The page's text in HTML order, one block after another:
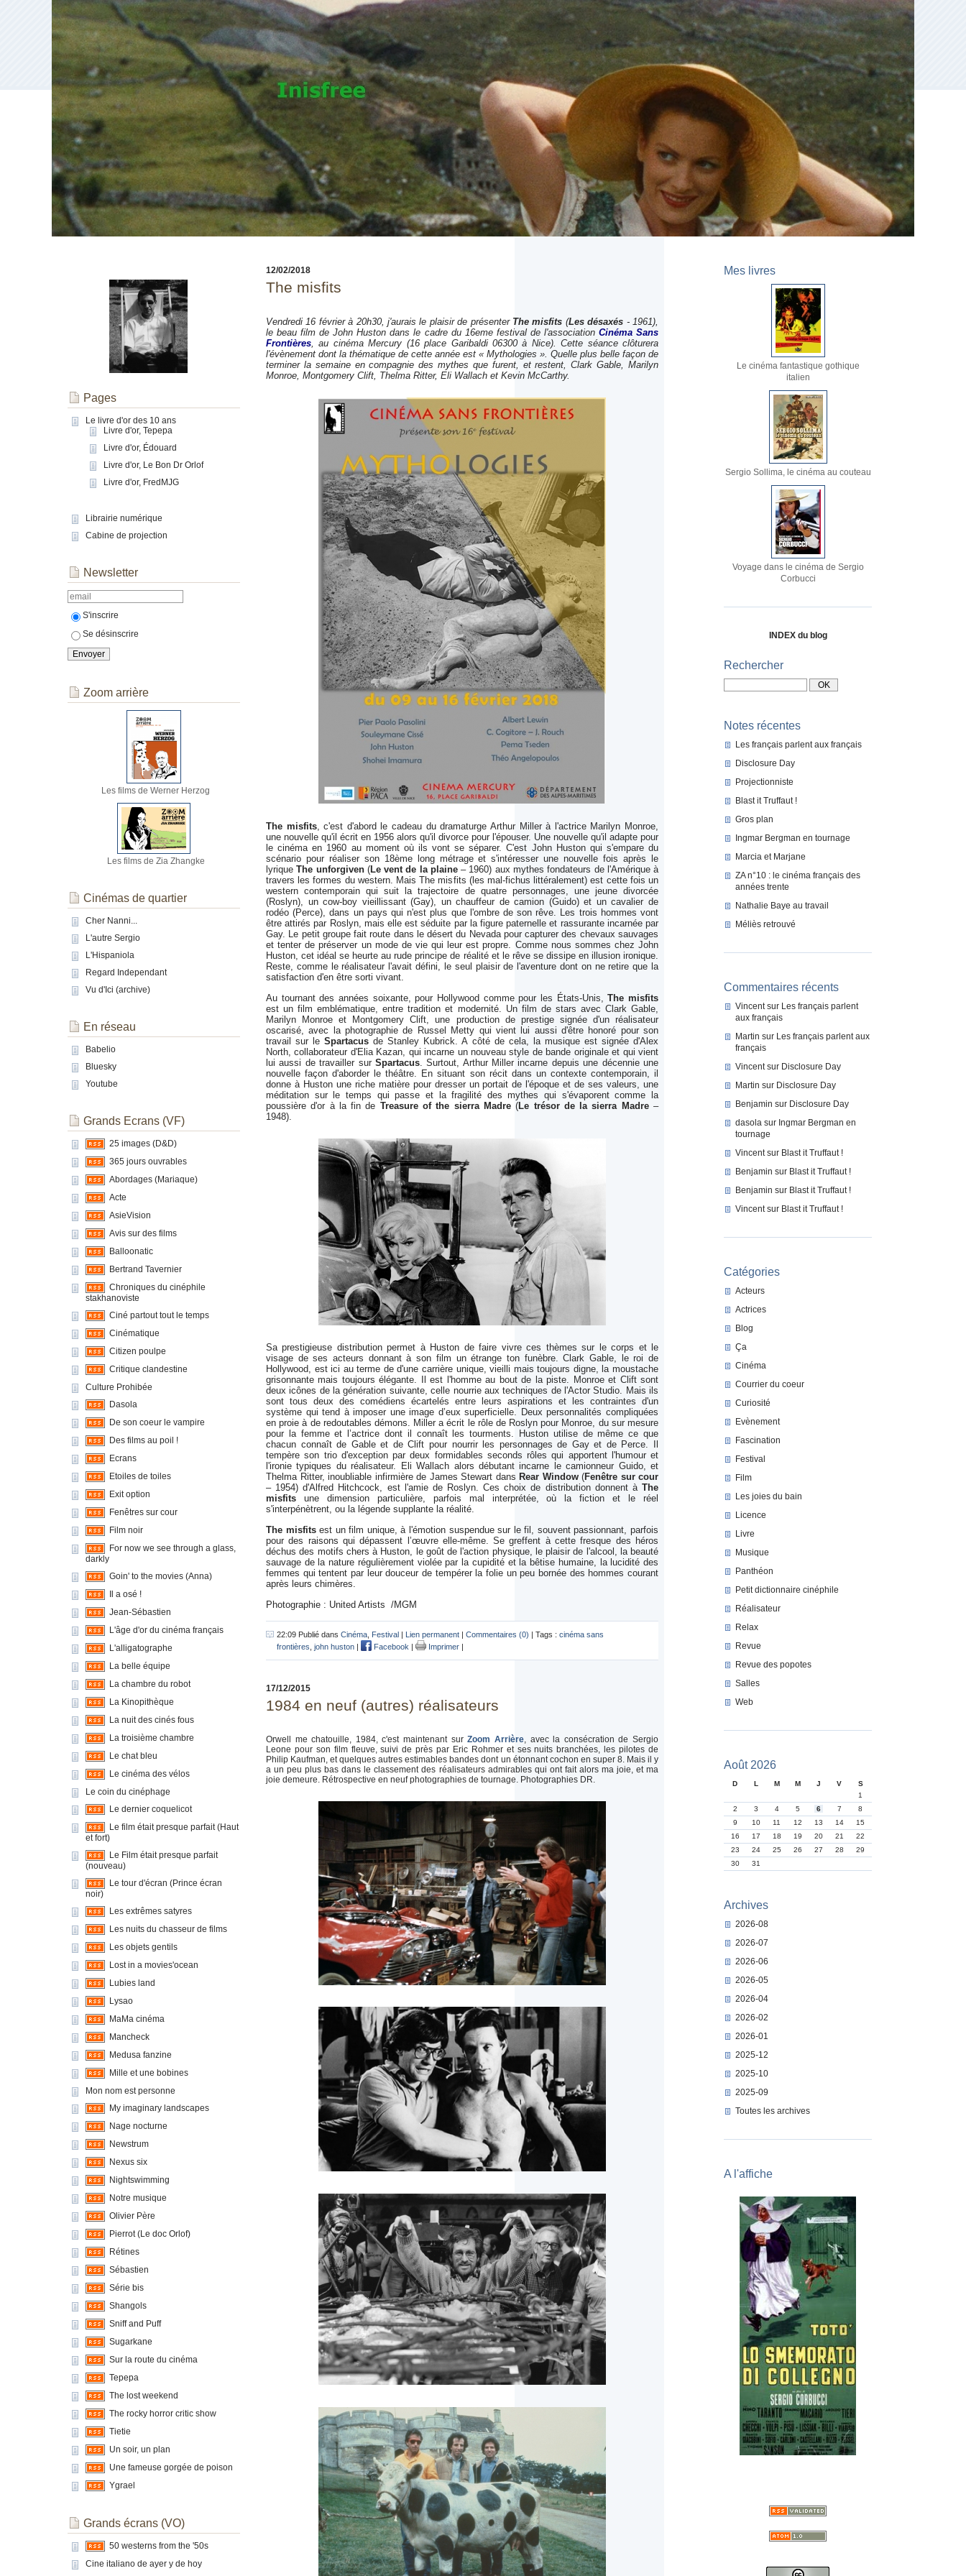
Pages
Le livre d'or des 10 ans
Livre d'or, Tepepa
Livre d'or, Édouard
Livre d'or, Le Bon Dr Orlof
Livre d'or, FredMJG
Librairie numérique
Cabine de projection
Newsletter
S'inscrire
Se désinscrire
Zoom arrière
Les films de Werner Herzog
Les films de Zia Zhangke
Cinémas de quartier
Cher Nanni...
L'autre Sergio
L'Hispaniola
Regard Independant
Vu d'Ici (archive)
En réseau
Babelio
Bluesky
Youtube
Grands Ecrans (VF)
25 images (D&D)
365 jours ouvrables
Abordages (Mariaque)
Acte
AsieVision
Avis sur des films
Balloonatic
Bertrand Tavernier
Chroniques du cinéphile
stakhanoviste
Ciné partout tout le temps
Cinématique
Citizen poulpe
Critique clandestine
Culture Prohibée
Dasola
De son coeur le vampire
Des films au poil !
Ecrans
Etoiles de toiles
Exit option
Fenêtres sur cour
Film noir
For now we see through a glass,
darkly
Goin' to the movies (Anna)
Il a osé !
Jean-Sébastien
L'âge d'or du cinéma français
L'alligatographe
La belle équipe
La chambre du robot
La Kinopithèque
La nuit des cinés fous
La troisième chambre
Le chat bleu
Le cinéma des vélos
Le coin du cinéphage
Le dernier coquelicot
Le film était presque parfait (Haut
et fort)
Le Film était presque parfait
(nouveau)
Le tour d'écran (Prince écran
noir)
Les extrêmes satyres
Les nuits du chasseur de films
Les objets gentils
Lost in a movies'ocean
Lubies land
Lysao
MaMa cinéma
Mancheck
Medusa fanzine
Mille et une bobines
Mon nom est personne
My imaginary landscapes
Nage nocturne
Newstrum
Nexus six
Nightswimming
Notre musique
Olivier Père
Pierrot (Le doc Orlof)
Rétines
Sébastien
Série bis
Shangols
Sniff and Puff
Sugarkane
Sur la route du cinéma
Tepepa
The lost weekend
The rocky horror critic show
Tietie
Un soir, un plan
Une fameuse gorgée de poison
Ygrael
Grands écrans (VO)
50 westerns from the '50s
Cine italiano de ayer y de hoy
Mes livres
Le cinéma fantastique gothique
italien
Sergio Sollima, le cinéma au couteau
Voyage dans le cinéma de Sergio
Corbucci
INDEX du blog
Rechercher
Notes récentes
Les français parlent aux français
Disclosure Day
Projectionniste
Blast it Truffaut !
Gros plan
Ingmar Bergman en tournage
Marcia et Marjane
ZA n°10 : le cinéma français des
années trente
Nathalie Baye au travail
Méliès retrouvé
Commentaires récents
Vincentsur Les français parlent
aux français
Martin sur Les français parlent aux
français
Vincentsur Disclosure Day
Martin sur Disclosure Day
Benjamin sur Disclosure Day
dasola sur Ingmar Bergman en
tournage
Vincentsur Blast it Truffaut !
Benjamin sur Blast it Truffaut !
Benjamin sur Blast it Truffaut !
Vincentsur Blast it Truffaut !
Catégories
Acteurs
Actrices
Blog
Ça
Cinéma
Courrier du coeur
Curiosité
Evènement
Fascination
Festival
Film
Les joies du bain
Licence
Livre
Musique
Panthéon
Petit dictionnaire cinéphile
Réalisateur
Relax
Revue
Revue des popotes
Salles
Web
Août 2026
D L M M J V
S
1
2
3 4 5 6 7
8
9
10 11 12 13 14
15
16
17 18 19 20 21
22
23
24 25 26 27 28
29
30
31
Archives
2026-08
2026-07
2026-06
2026-05
2026-04
2026-02
2026-01
2025-12
2025-10
2025-09
Toutes les archives
A l'affiche
12/02/2018
The misfits
Vendredi 16 février à 20h30, j'aurais le plaisir de présenter The misfits (Les désaxés - 1961),
le beau film de John Huston dans le cadre du 16eme festival de l'association Cinéma Sans
Frontières, au cinéma Mercury (16 place Garibaldi 06300 à Nice). Cette séance clôturera
l'évènement dont la thématique de cette année est « Mythologies ». Quelle plus belle façon de
terminer la semaine en compagnie des mythes que furent, et restent, Clark Gable, Marilyn
Monroe, Montgomery Clift, Thelma Ritter, Eli Wallach et Kevin McCarthy.
The misfits, c'est d'abord le cadeau du dramaturge Arthur Miller à l'actrice Marilyn Monroe,
une nouvelle qu'il écrit en 1956 alors qu'il divorce pour l'épouser. Une nouvelle qu'il adapte pour
le cinéma en 1960 au moment où ils vont se séparer. C'est John Huston qui s'empare du
scénario pour réaliser son 18ème long métrage et s'intéresser une nouvelle fois après le
lyriqueThe unforgiven(Le vent de la plaine– 1960) aux mythes fondateurs de l'Amérique à
travers les formes du western. Mais The misfits (les mal-fichus littéralement) est cette fois un
western contemporain qui suit la trajectoire de quatre personnages, une jeune divorcée
(Roslyn), un cow-boy vieillissant (Gay), un chauffeur de camion (Guido) et un cavalier de
rodéo (Perce), dans un pays qui n'est plus que l'ombre de son rêve. Les trois hommes vont
être attirés par Roslyn, mais elle est séduite par la figure paternelle et rassurante incarnée par
Gay. Le petit groupe fait route dans le désert du Nevada pour capturer des chevaux sauvages
et tenter de préserver un mode de vie qui leur est propre. Comme nous sommes chez John
Huston, cet idéal se heurte au rude principe de réalité et le rêve se dissipe en illusion ironique.
Reste, comme le réalisateur l'avait défini, le seul plaisir de l'aventure dont on ne retire que la
satisfaction d'en être sorti vivant.
Au tournant des années soixante, pour Hollywood comme pour les États-Unis,The misfits
est un film emblématique, entre tradition et modernité. Un film de stars avec Clark Gable,
Marilyn Monroe et Montgomery Clift, une production de prestige signée d'un réalisateur
oscarisé, avec la photographie de Russel Metty qui vient lui aussi d'être honoré pour son
travail sur leSpartacus de Stanley Kubrick. A côté de cela, la musique est signée d'Alex
North, collaborateur d'Elia Kazan, qui incarne un nouveau style de bande originale et qui vient
lui aussi de travailler sur Spartacus. Surtout, Arthur Miller incarne depuis une décennie une
nouvelle façon d'aborder le théâtre. En situant son récit dans un contexte contemporain, il
donne à Huston une riche matière pour dresser un portait de l'époque et de ses valeurs, une
méditation sur le temps qui passe et la fragilité des mythes qui s'évaporent comme la
poussière d'or à la fin de Treasure of the sierra Madre(Le trésor de la sierra Madre–
1948).
Sa prestigieuse distribution permet à Huston de faire vivre ces thèmes sur le corps et le
visage de ses acteurs donnant à son film un étrange ton funèbre. Clark Gable, le roi de
Hollywood, est ici au terme de d'une carrière unique, vieilli mais toujours digne, la moustache
grisonnante mais toujours élégante. Il est l'homme au bout de la piste. Monroe et Clift sont
deux icônes de la génération suivante, celle nourrie aux techniques de l'Actor Studio. Mais ils
sont tous deux des comédiens écartelés entre leurs aspirations et les contraintes d'un
système qui tend à imposer une image d’eux superficielle. Deux personnalités compliquées
en proie à de redoutables démons. Miller a écrit le rôle de Roslyn pour Monroe, du sur mesure
pour la femme et l’actrice dont il connaît les tourments. Huston utilise de même ce que
chacun connaît de Gable et de Clift pour nourrir les personnages de Gay et de Perce. Il
tempère son trio d'exception par deux formidables seconds rôles qui apportent l'humour et
l'ironie typiques du réalisateur. Eli Wallach alors débutant incarne le camionneur Guido, et
Thelma Ritter, inoubliable infirmière de James Stewart dans Rear Window(Fenêtre sur cour
– 1954) d'Alfred Hitchcock, est l'amie de Roslyn. Ces choix de distribution donnent à The
misfits une dimension particulière, parfois mal interprétée, où la fiction et le réel
s'interpénètrent, ou la légende supplante la réalité.
The misfitsest un film unique, à l'émotion suspendue sur le fil, souvent passionnant, parfois
pour des raisons qui dépassent l’œuvre elle-même. Se greffent à cette fresque des héros
déchus des motifs chers à Huston, le goût de l'action physique, le plaisir de l'alcool, la beauté
sauvage de la nature régulièrement violée par la cupidité et la bêtise humaine, la lucidité des
femmes qui tentent par leur douceur de tempérer la folie un peu bornée des hommes courant
après leurs chimères.
Photographie : United Artists /MGM
22:09 Publié dans Cinéma Festival Lien permanent Commentaires (0) | Tags : cinéma sans
frontières john huston Facebook Imprimer
17/12/2015
1984 en neuf (autres) réalisateurs
Orwell me chatouille, 1984, c'est maintenant surZoom Arrière, avec la consécration de Sergio
Leone pour son film fleuve, suivi de près par Eric Rohmer et ses nuits branchées, les pilotes de
Philip Kaufman, et quelques autres estimables bandes dont un étonnant cochon en super 8. Mais il y
a un peu plus bas dans le classement des réalisateurs admirables qui ont fait alors ma joie, et ma
joie demeure. Rétrospective en neuf photographies de tournage. Photographies DR.